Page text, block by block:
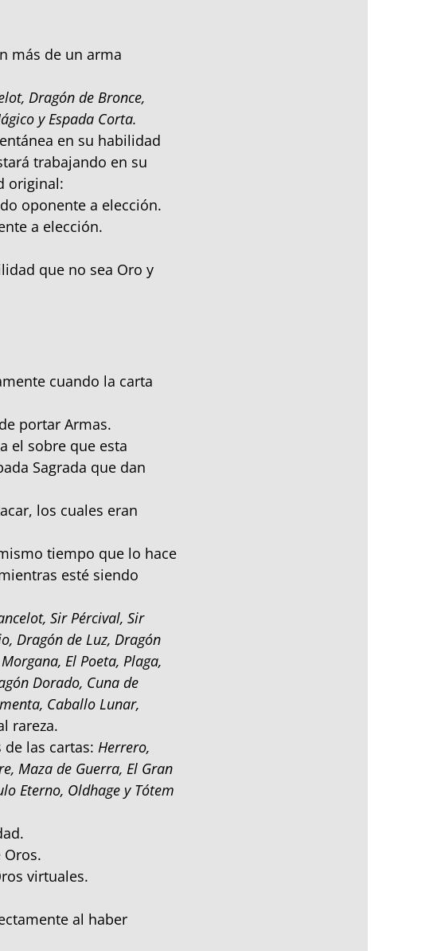
más de un arma
Dragón de Bronce,
y Espada Corta.
en su habilidad
trabajando en su
original:
oponente a elección.
a elección.
que no sea Oro y
cuando la carta
portar Armas.
el sobre que esta
Sagrada que dan
los cuales eran
tiempo que lo hace
esté siendo
Sir Pércival, Sir
Dragón de Luz, Dragón
El Poeta, Plaga,
Dorado, Cuna de
Caballo Lunar,
rareza.
las cartas: Herrero,
Maza de Guerra, El Gran
Eterno, Oldhage y Tótem
virtuales.
al haber